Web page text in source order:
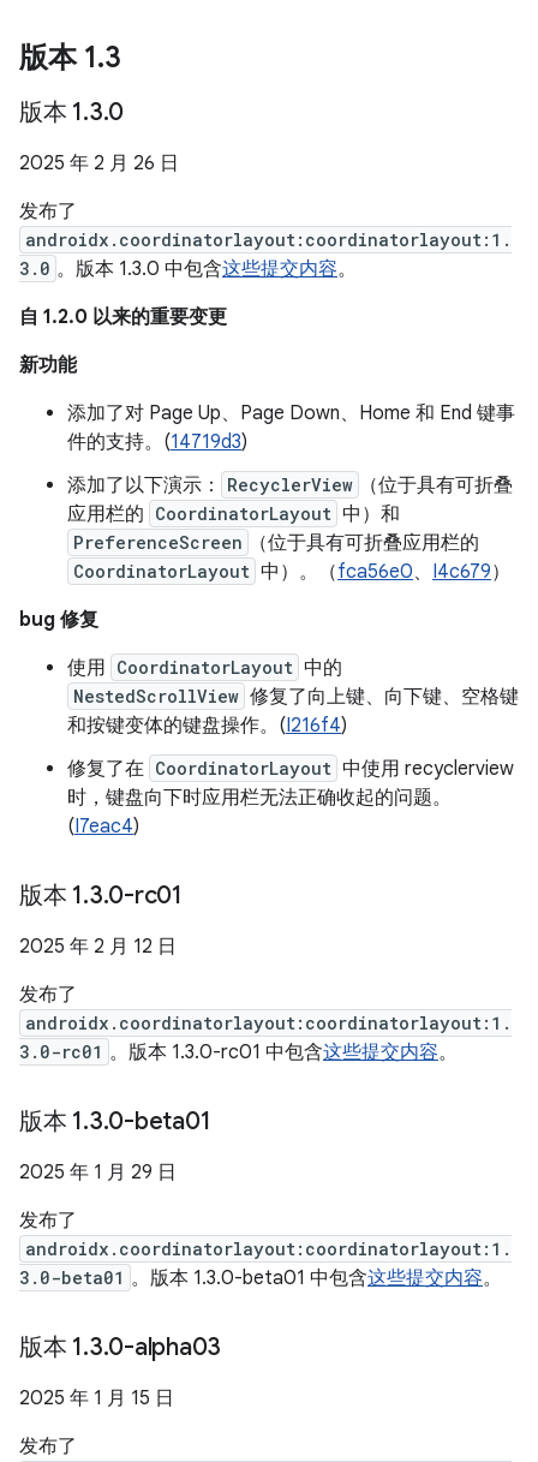
版本 1.3
版本 1.3.0
2025 年 2 月 26 日
发布了
androidx.coordinatorlayout:coordinatorlayout:1.
3.0 。版本 1.3.0 中包含这些提交内容。
自 1.2.0 以来的重要变更
新功能
添加了对 Page Up、Page Down、Home 和 End 键事
件的支持。(14719d3)
添加了以下演示：
RecyclerView
（位于具有可折叠
应用栏的 CoordinatorLayout 中）和
PreferenceScreen （位于具有可折叠应用栏的
CoordinatorLayout 中）。（fca56e0、 I4c679）
bug 修复
使用 CoordinatorLayout 中的
NestedScrollView 修复了向上键、向下键、空格键
和按键变体的键盘操作。(I216f4)
修复了在 CoordinatorLayout 中使用 recyclerview
时，键盘向下时应用栏无法正确收起的问题。
(I7eac4)
版本 1.3.0-rc01
2025 年 2 月 12 日
发布了
androidx.coordinatorlayout:coordinatorlayout:1.
3.0-rc01 。版本 1.3.0-rc01 中包含这些提交内容。
版本 1.3.0-beta01
2025 年 1 月 29 日
发布了
androidx.coordinatorlayout:coordinatorlayout:1.
3.0-beta01 。版本 1.3.0-beta01 中包含这些提交内容。
版本 1.3.0-alpha03
2025 年 1 月 15 日
发布了